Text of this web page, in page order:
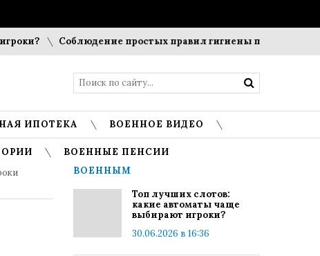
Соблюдение простых правил гигиены помогает
ИПОТЕКА ВОЕННОЕ ВИДЕО
ВОЕННЫЕ ПЕНСИИ
ВОЕННЫМ
Топ лучших слотов:
какие автоматы чаще
выбирают игроки?
30.06.2026 в 16:36